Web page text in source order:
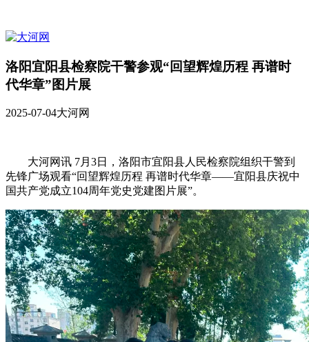
​洛阳宜阳县检察院干警参观“回望辉煌历程 再谱时
代华章”图片展
2025-07-04大河网
大河网讯 7月3日，洛阳市宜阳县人民检察院组织干警到
先锋广场观看“回望辉煌历程 再谱时代华章——宜阳县庆祝中
国共产党成立104周年党史党建图片展”。